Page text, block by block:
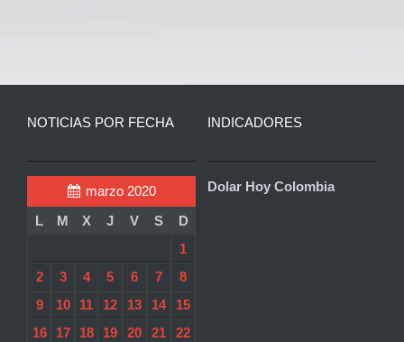
NOTICIAS POR FECHA
marzo 2020
L
M X J V S
D
1
2
3 4 5 6 7
8
9
10 11 12 13 14
15
16
17 18 19 20 21
22
INDICADORES
Dolar Hoy Colombia